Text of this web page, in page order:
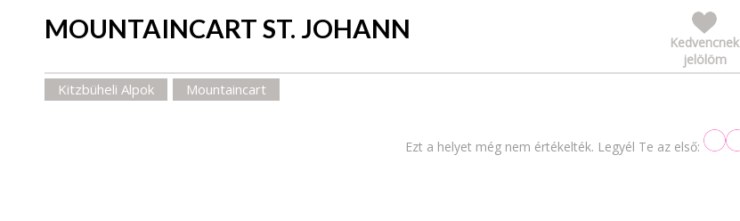
MOUNTAINCART ST. JOHANN
Kedvencnek
jelölöm
Kitzbüheli Alpok Mountaincart
Ezt a helyet még nem értékelték. Legyél Te az első: